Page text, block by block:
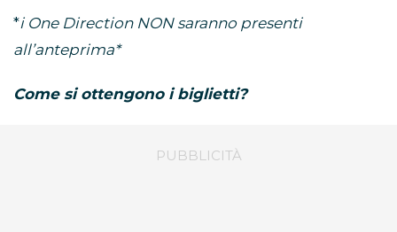
*i One Direction NON saranno presenti
all’anteprima*
Come si ottengono i biglietti?